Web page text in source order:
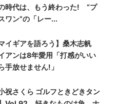
時代は、もう終わった! “プ
ワン”の「レー...
マイギアを語ろう】桑木志帆
アンは8年愛用「打感がいい
手放せません!」
小祝さくら ゴルフときどきタン